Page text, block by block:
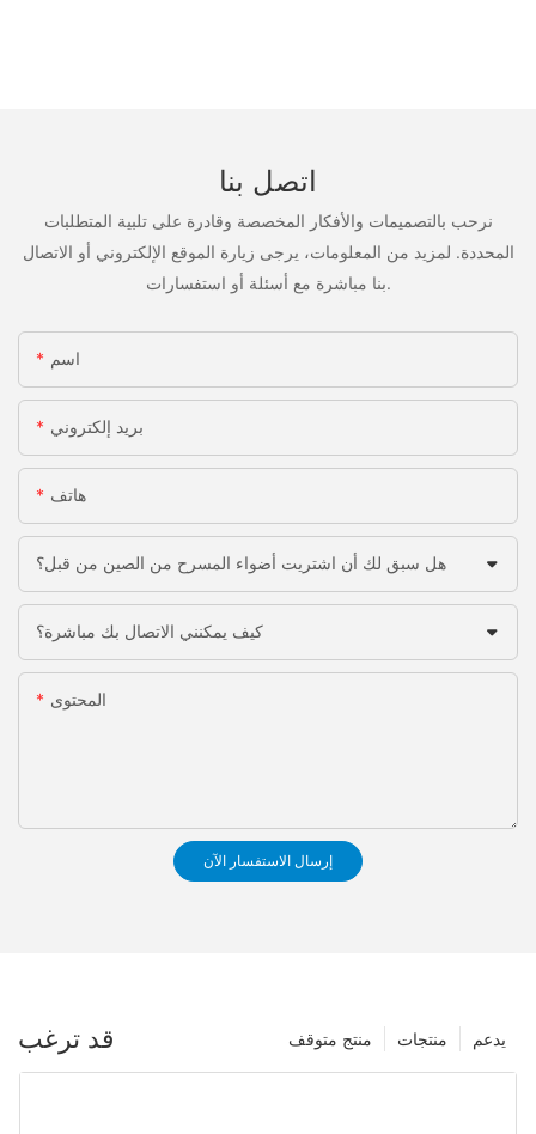
اتصل بنا
نرحب بالتصميمات والأفكار المخصصة وقادرة على تلبية المتطلبات
المحددة. لمزيد من المعلومات، يرجى زيارة الموقع الإلكتروني أو الاتصال
بنا مباشرة مع أسئلة أو استفسارات.
اسم
بريد إلكتروني
هاتف
هل سبق لك أن اشتريت أضواء المسرح من الصين من قبل؟
كيف يمكنني الاتصال بك مباشرة؟
المحتوى
إرسال الاستفسار الآن
قد ترغب يدعم منتجات منتج متوقف